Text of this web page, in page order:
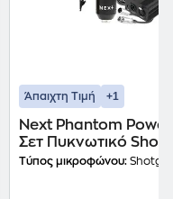
Άπαιχτη Τιμή +1
Next Phantom
Σετ Πυκνωτικό
Μικρόφωνο - Μαύρο
Τύπος μικροφώνου: